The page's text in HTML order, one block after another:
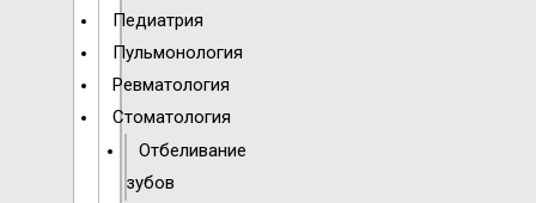
Педиатрия
Пульмонология
Ревматология
Стоматология
Отбеливание
зубов